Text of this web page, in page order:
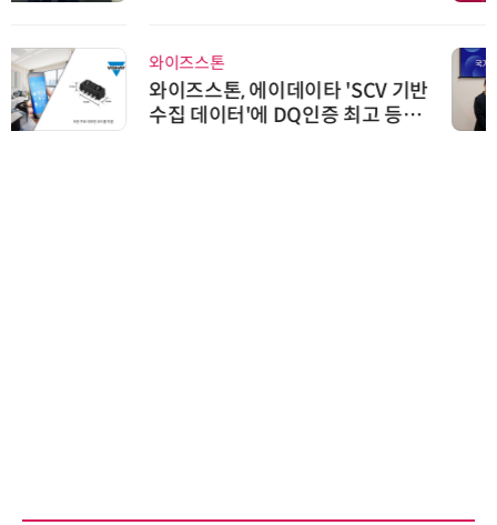
와이즈스톤
와이즈스톤, 에이데이타 'SCV 기반
수집 데이터'에 DQ인증 최고 등급